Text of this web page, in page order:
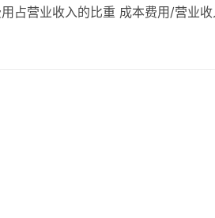
占营业收入的比重 成本费用/营业